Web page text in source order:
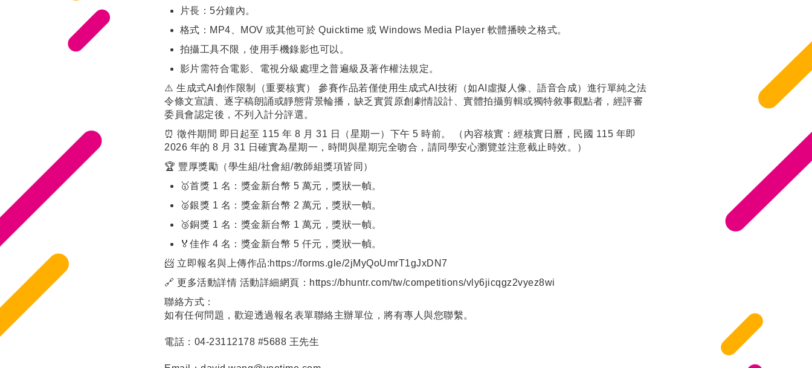
片長：5分鐘內。
格式：MP4、MOV 或其他可於 Quicktime 或 Windows Media Player 軟體播映之格式。
拍攝工具不限，使用手機錄影也可以。
影片需符合電影、電視分級處理之普遍級及著作權法規定。
⚠️ 生成式AI創作限制（重要核實） 參賽作品若僅使用生成式AI技術（如AI虛擬人像、語音合成）進行單純之法
令條文宣讀、逐字稿朗誦或靜態背景輪播，缺乏實質原創劇情設計、實體拍攝剪輯或獨特敘事觀點者，經評審
委員會認定後，不列入計分評選。
⏰ 徵件期間 即日起至 115 年 8 月 31 日（星期一）下午 5 時前。 （內容核實：經核實日曆，民國 115 年即
2026 年的 8 月 31 日確實為星期一，時間與星期完全吻合，請同學安心瀏覽並注意截止時效。）
🏆 豐厚獎勵（學生組/社會組/教師組獎項皆同）
🥇首獎 1 名：獎金新台幣 5 萬元，獎狀一幀。
🥈銀獎 1 名：獎金新台幣 2 萬元，獎狀一幀。
🥉銅獎 1 名：獎金新台幣 1 萬元，獎狀一幀。
🏅佳作 4 名：獎金新台幣 5 仟元，獎狀一幀。
📨 立即報名與上傳作品:https://forms.gle/2jMyQoUmrT1gJxDN7
🔗 更多活動詳情 活動詳細網頁： https://bhuntr.com/tw/competitions/vly6jicqgz2vyez8wi
聯絡方式：
如有任何問題，歡迎透過報名表單聯絡主辦單位， 將有專人與您聯繫。
電話：04-23112178 #5688 王先生